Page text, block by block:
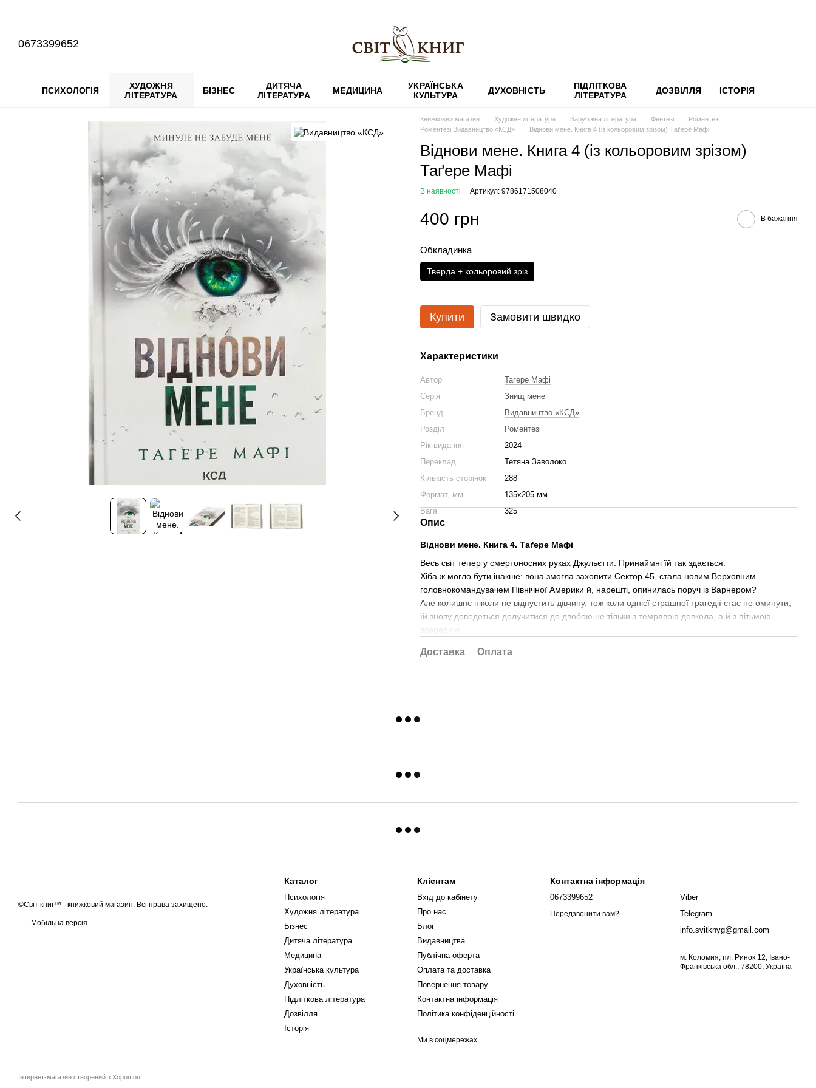
0673399652
ПСИХОЛОГІЯ
ХУДОЖНЯ
ЛІТЕРАТУРА
БІЗНЕС
ДИТЯЧА
ЛІТЕРАТУРА
МЕДИЦИНА
УКРАЇНСЬКА
КУЛЬТУРА
ДУХОВНІСТЬ
ПІДЛІТКОВА
ЛІТЕРАТУРА
ДОЗВІЛЛЯ ІСТОРІЯ
Книжковий магазин Художня література Зарубіжна література Фентезі
Роментезі
Роментезі Видавництво «КСД»
Віднови мене. Книга 4 (із кольоровим зрізом) Таґере Мафі
Віднови мене. Книга 4 (із кольоровим зрізом)
Таґере Мафі
В наявності Артикул: 9786171508040
400 грн В бажання
Обкладинка
Тверда + кольоровий зріз
Купити Замовити швидко
Характеристики
Автор
Тагере Мафі
Серія
Знищ мене
Бренд
Видавництво «КСД»
Розділ
Роментезі
Рік видання
2024
Переклад
Тетяна Заволоко
Кількість сторінок
288
Формат, мм
135x205 мм
Вага
325
Опис
Віднови мене. Книга 4. Таґере Мафі
Весь світ тепер у смертоносних руках Джульєтти. Принаймні їй так здається.
Хіба ж могло бути інакше: вона змогла захопити Сектор 45, стала новим Верховним
головнокомандувачем Північної Америки й, нарешті, опинилась поруч із Варнером?
Але колишнє ніколи не відпустить дівчину, тож коли однієї страшної трагедії стає не оминути,
їй знову доведеться долучитися до двобою не тільки з темрявою довкола, а й з пітьмою
всередині…
Доставка Оплата
©Світ книг™ - книжковий магазин. Всі права захищено.
Мобільна версія
Інтернет-магазин створений з Хорошоп
Каталог
Психологія
Художня література
Бізнес
Дитяча література
Медицина
Українська культура
Духовність
Підліткова література
Дозвілля
Історія
Клієнтам
Вхід до кабінету
Про нас
Блог
Видавництва
Публічна оферта
Оплата та доставка
Повернення товару
Контактна інформація
Політика конфіденційності
Ми в соцмережах
Контактна інформація
0673399652
Передзвонити вам?
Viber
Telegram
info.svitknyg@gmail.com
м. Коломия, пл. Ринок 12, Івано-
Франківська обл., 78200, Україна